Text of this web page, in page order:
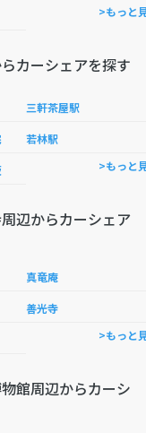
>もっと
カーシェアを探す
三軒茶屋駅
若林駅
>もっと
辺からカーシェア
真竜庵
善光寺
>もっと
館周辺からカーシ